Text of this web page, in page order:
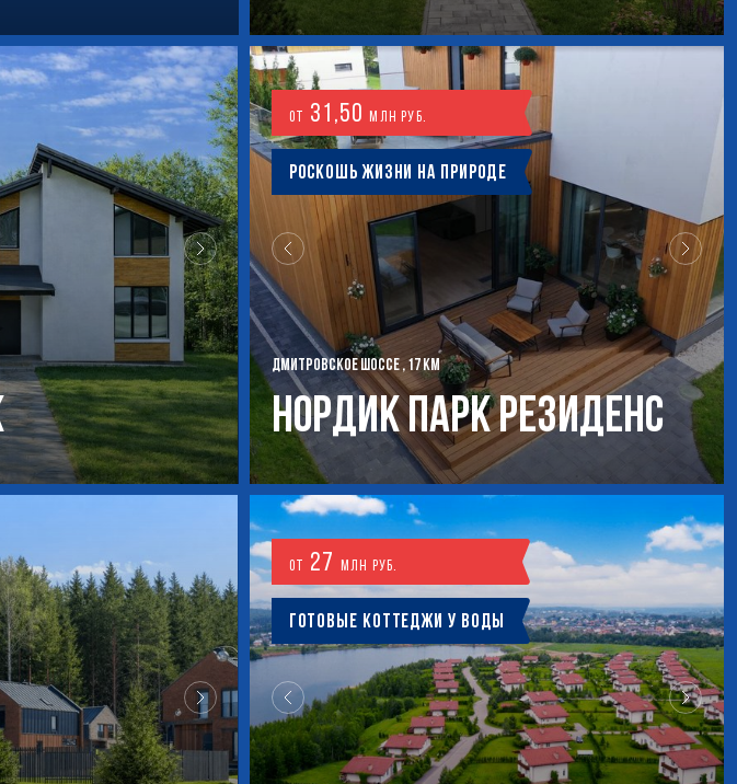
от 31,50млн руб.
Роскошь жизни на природе
ДМИТРОВСКОЕ ШОССЕ , 17 КМ
Нордик Парк Резиденс
от 27 млн руб.
Готовые коттеджи у воды